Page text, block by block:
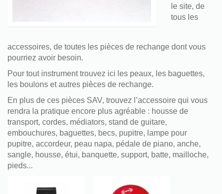
le site, de
tous les
accessoires, de toutes les pièces de rechange dont vous
pourriez avoir besoin.
Pour tout instrument trouvez ici les peaux, les baguettes,
les boulons et autres pièces de rechange.
En plus de ces pièces SAV, trouvez l’accessoire qui vous
rendra la pratique encore plus agréable : housse de
transport, cordes, médiators, stand de guitare,
embouchures, baguettes, becs, pupitre, lampe pour
pupitre, accordeur, peau napa, pédale de piano, anche,
sangle, housse, étui, banquette, support, batte, mailloche,
pieds...